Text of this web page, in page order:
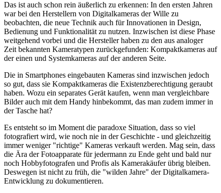
Das ist auch schon rein äußerlich zu erkennen: In den ersten Jahren
war bei den Herstellern von Digitalkameras der Wille zu
beobachten, die neue Technik auch für Innovationen in Design,
Bedienung und Funktionalität zu nutzen. Inzwischen ist diese Phase
weitgehend vorbei und die Hersteller haben zu den aus analoger
Zeit bekannten Kameratypen zurückgefunden: Kompaktkameras auf
der einen und Systemkameras auf der anderen Seite.
Die in Smartphones eingebauten Kameras sind inzwischen jedoch
so gut, dass sie Kompaktkameras die Existenzberechtigung geraubt
haben. Wozu ein separates Gerät kaufen, wenn man vergleichbare
Bilder auch mit dem Handy hinbekommt, das man zudem immer in
der Tasche hat?
Es entsteht so im Moment die paradoxe Situation, dass so viel
fotografiert wird, wie noch nie in der Geschichte - und gleichzeitig
immer weniger "richtige" Kameras verkauft werden. Mag sein, dass
die Ära der Fotoapparate für jedermann zu Ende geht und bald nur
noch Hobbyfotografen und Profis als Kamerakäufer übrig bleiben.
Deswegen ist nicht zu früh, die "wilden Jahre" der Digitalkamera-
Entwicklung zu dokumentieren.